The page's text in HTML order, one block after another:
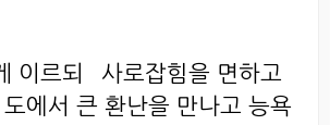
이르되 `사로잡힘을 면하고
에서 큰 환난을 만나고 능욕